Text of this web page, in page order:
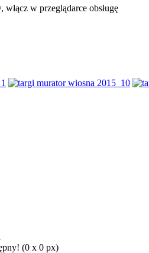
w przeglądarce obsługę
(0 x 0 px)